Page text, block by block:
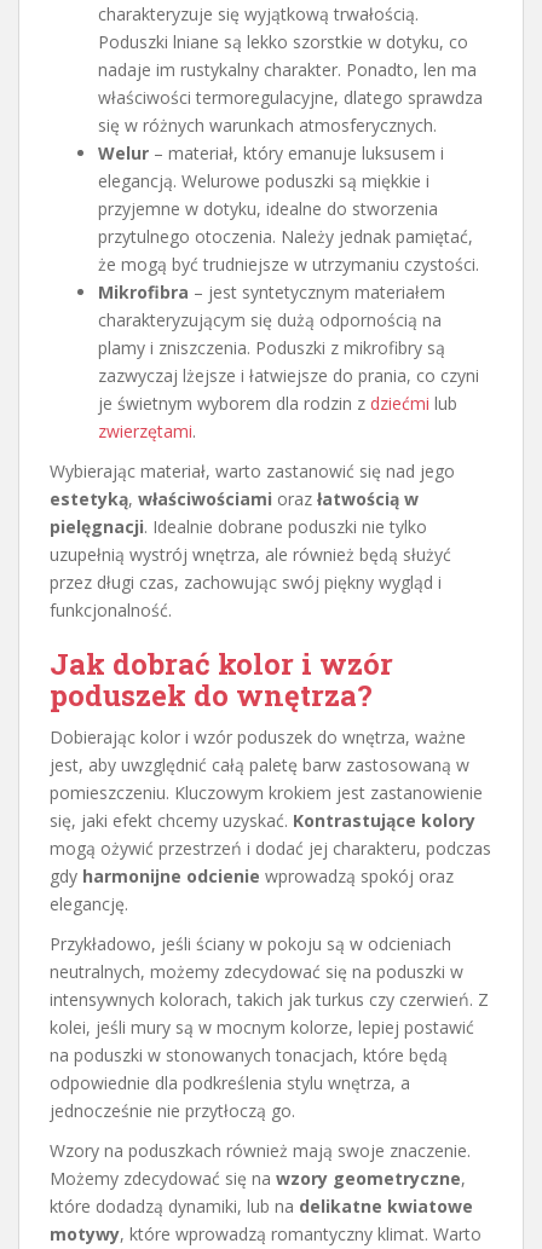
charakteryzuje się wyjątkową trwałością.
Poduszki lniane są lekko szorstkie w dotyku, co
nadaje im rustykalny charakter. Ponadto, len ma
właściwości termoregulacyjne, dlatego sprawdza
się w różnych warunkach atmosferycznych.
Welur – materiał, który emanuje luksusem i
elegancją. Welurowe poduszki są miękkie i
przyjemne w dotyku, idealne do stworzenia
przytulnego otoczenia. Należy jednak pamiętać,
że mogą być trudniejsze w utrzymaniu czystości.
Mikrofibra – jest syntetycznym materiałem
charakteryzującym się dużą odpornością na
plamy i zniszczenia. Poduszki z mikrofibry są
zazwyczaj lżejsze i łatwiejsze do prania, co czyni
je świetnym wyborem dla rodzin z dziećmi lub
zwierzętami.
Wybierając materiał, warto zastanowić się nad jego
estetyką, właściwościami oraz łatwością w
pielęgnacji. Idealnie dobrane poduszki nie tylko
uzupełnią wystrój wnętrza, ale również będą służyć
przez długi czas, zachowując swój piękny wygląd i
funkcjonalność.
Jak dobrać kolor i wzór
poduszek do wnętrza?
Dobierając kolor i wzór poduszek do wnętrza, ważne
jest, aby uwzględnić całą paletę barw zastosowaną w
pomieszczeniu. Kluczowym krokiem jest zastanowienie
się, jaki efekt chcemy uzyskać. Kontrastujące kolory
mogą ożywić przestrzeń i dodać jej charakteru, podczas
gdy harmonijne odcienie wprowadzą spokój oraz
elegancję.
Przykładowo, jeśli ściany w pokoju są w odcieniach
neutralnych, możemy zdecydować się na poduszki w
intensywnych kolorach, takich jak turkus czy czerwień. Z
kolei, jeśli mury są w mocnym kolorze, lepiej postawić
na poduszki w stonowanych tonacjach, które będą
odpowiednie dla podkreślenia stylu wnętrza, a
jednocześnie nie przytłoczą go.
Wzory na poduszkach również mają swoje znaczenie.
Możemy zdecydować się na wzory geometryczne,
które dodadzą dynamiki, lub na delikatne kwiatowe
motywy, które wprowadzą romantyczny klimat. Warto